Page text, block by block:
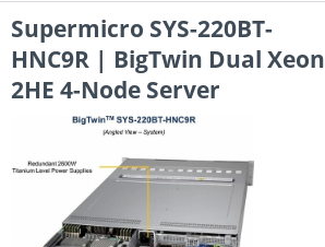
Supermicro SYS-220BT-
HNC9R | BigTwin Dual Xeon
2HE 4-Node Server